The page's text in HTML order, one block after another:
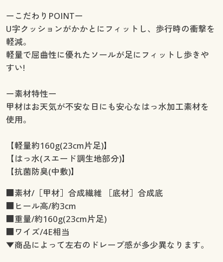
ーこだわりPOINTー
U字クッションがかかとにフィットし、歩行時の衝撃を
軽減。
軽量で屈曲性に優れたソールが足にフィットし歩きや
すい!
ー素材特性ー
甲材はお天気が不安な日にも安心なはっ水加工素材を
使用。
【軽量約160g(23cm片足)】
【はっ水(スエード調生地部分)】
【抗菌防臭(中敷)】
■素材/［甲材］合成繊維 ［底材］合成底
■ヒール高/約3cm
■重量/約160g(23cm片足)
■ワイズ/4E相当
▼商品によって左右のドレープ感が多少異なります。